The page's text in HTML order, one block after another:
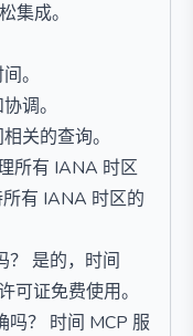
集成。
。
调。
关的查询。
所有 IANA 时区
有 IANA 时区的
？ 是的，时间
可证免费使用。
吗？ 时间 MCP 服